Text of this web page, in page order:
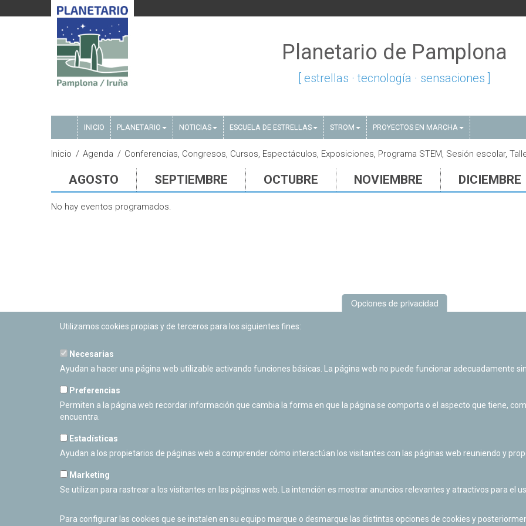
Planetario de Pamplona
[ estrellas · tecnología · sensaciones ]
INICIO PLANETARIO NOTICIAS ESCUELA DE ESTRELLAS STROM PROYECTOS EN MARCHA
Inicio Agenda Conferencias, Congresos, Cursos, Espectáculos, Exposiciones, Programa STEM, Sesión escolar,
AGOSTO SEPTIEMBRE OCTUBRE NOVIEMBRE DICIEMBRE
No hay eventos programados.
PLANETARIO DE PAMPLONA
Calle Sancho RamÃ­rez, s/n
Cerrado Temporalmente
Opciones de privacidad
Utilizamos cookies propias y de terceros para los siguientes fines:
Necesarias
Ayudan a hacer una página web utilizable activando funciones básicas. La página web no puede funcionar adecuadamente
Preferencias
Permiten a la página web recordar información que cambia la forma en que la página se comporta o el aspecto que tiene,
encuentra.
Estadísticas
Ayudan a los propietarios de páginas web a comprender cómo interactúan los visitantes con las páginas web reuniendo y
Marketing
Se utilizan para rastrear a los visitantes en las páginas web. La intención es mostrar anuncios relevantes y atractivos para el
Para configurar las cookies que se instalen en su equipo marque o desmarque las distintas opciones de cookies y